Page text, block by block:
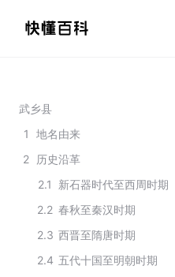
武乡县
1
地名由来
2
历史沿革
2.1
新石器时代至西周时期
2.2 春秋至秦汉时期
2.3 西晋至隋唐时期
2.4 五代十国至明朝时期